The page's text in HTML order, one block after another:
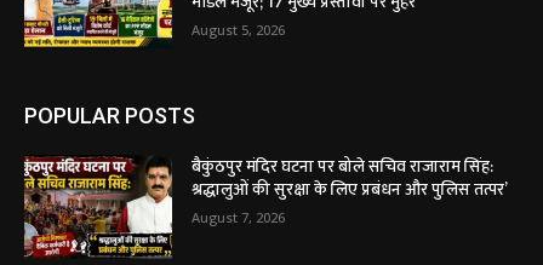
August 5, 2026
POPULAR POSTS
बैकुंठपुर मंदिर घटना पर बोले सचिव राजाराम सिंह:
श्रद्धालुओं की सुरक्षा के लिए प्रबंधन और पुलिस तत्पर’
August 7, 2026